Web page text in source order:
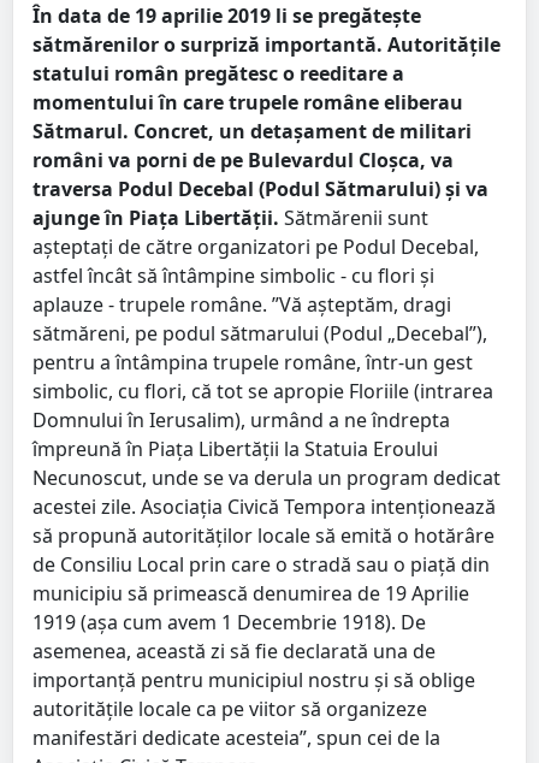
În data de 19 aprilie 2019 li se pregătește
sătmărenilor o surpriză importantă. Autoritățile
statului român pregătesc o reeditare a
momentului în care trupele române eliberau
Sătmarul. Concret, un detașament de militari
români va porni de pe Bulevardul Cloșca, va
traversa Podul Decebal (Podul Sătmarului) și va
ajunge în Piața Libertății. Sătmărenii sunt
așteptați de către organizatori pe Podul Decebal,
astfel încât să întâmpine simbolic - cu flori și
aplauze - trupele române. ”Vă așteptăm, dragi
sătmăreni, pe podul sătmarului (Podul „Decebal”),
pentru a întâmpina trupele române, într-un gest
simbolic, cu flori, că tot se apropie Floriile (intrarea
Domnului în Ierusalim), urmând a ne îndrepta
împreună în Piața Libertății la Statuia Eroului
Necunoscut, unde se va derula un program dedicat
acestei zile. Asociația Civică Tempora intenționează
să propună autorităților locale să emită o hotărâre
de Consiliu Local prin care o stradă sau o piață din
municipiu să primească denumirea de 19 Aprilie
1919 (așa cum avem 1 Decembrie 1918). De
asemenea, această zi să fie declarată una de
importanță pentru municipiul nostru și să oblige
autoritățile locale ca pe viitor să organizeze
manifestări dedicate acesteia”, spun cei de la